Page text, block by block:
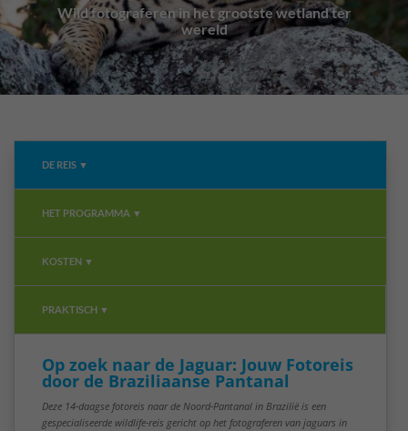
Wild fotograferen in het grootste wetland ter
wereld
DE REIS ▼
HET PROGRAMMA ▼
KOSTEN ▼
PRAKTISCH ▼
Op zoek naar de Jaguar: Jouw Fotoreis
door de Braziliaanse Pantanal
Deze 14-daagse fotoreis naar de Noord-Pantanal in Brazilië is een
gespecialiseerde wildlife-reis gericht op het fotograferen van jaguars in